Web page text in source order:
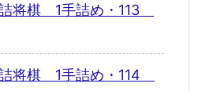
将棋 1手詰め・113
将棋 1手詰め・114